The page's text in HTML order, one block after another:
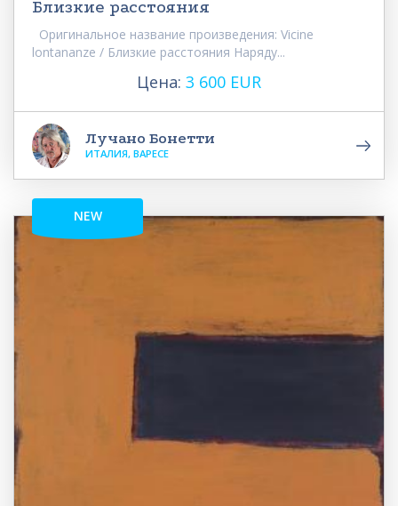
Близкие расстояния
Оригинальное название произведения: Vicine
lontananze / Близкие расстояния Наряду...
Цена: 3 600 EUR
Лучано Бонетти
ИТАЛИЯ, ВАРЕСЕ
NEW